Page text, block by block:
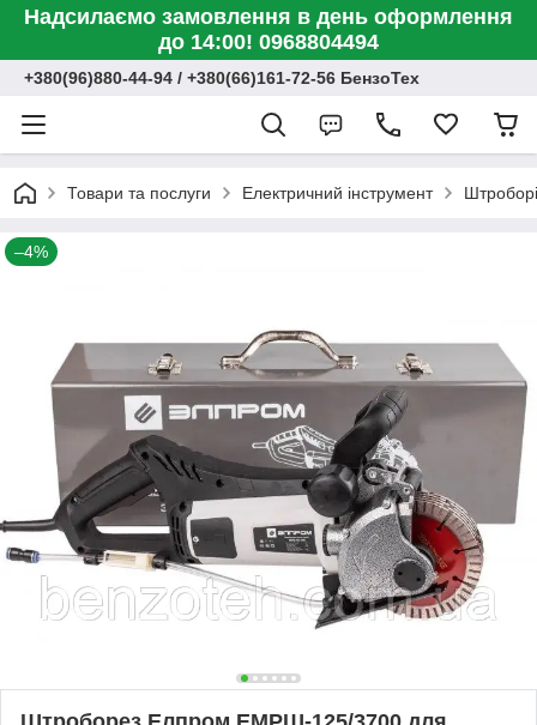
Надсилаємо замовлення в день оформлення
до 14:00! 0968804494
+380(96)880-44-94 / +380(66)161-72-56 БензоТех
Товари та послуги Електричний інструмент
–4%